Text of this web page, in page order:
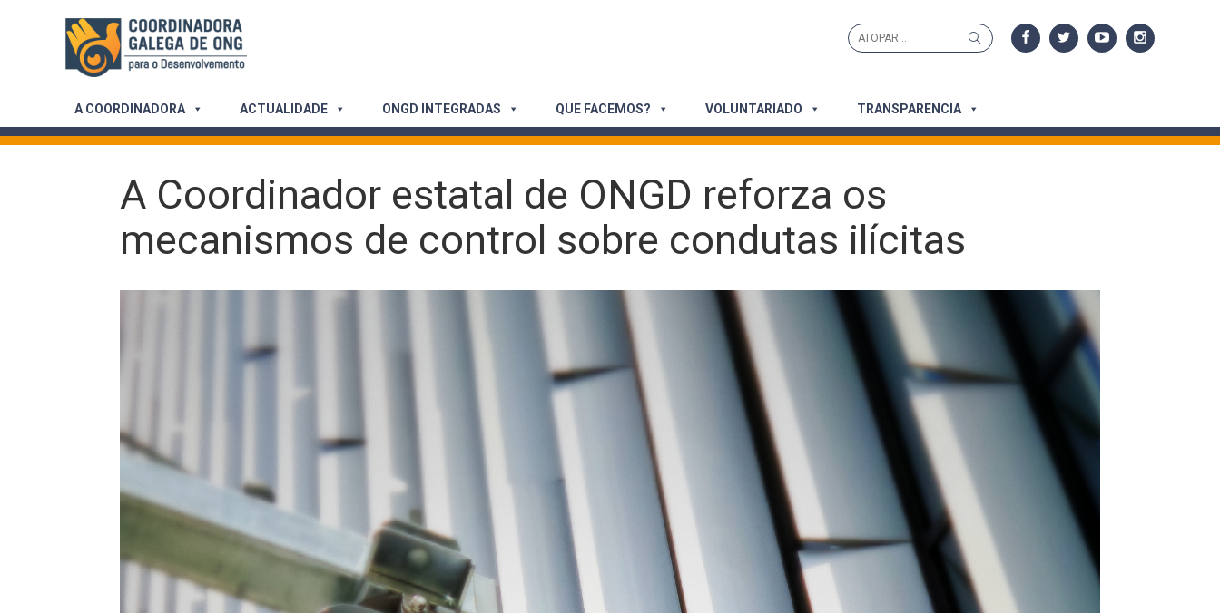
Search
for:
Search
A COORDINADORA ACTUALIDADE ONGD INTEGRADAS QUE FACEMOS? VOLUNTARIADO TRANSPARENCIA
A Coordinador estatal de ONGD reforza os
mecanismos de control sobre condutas ilícitas